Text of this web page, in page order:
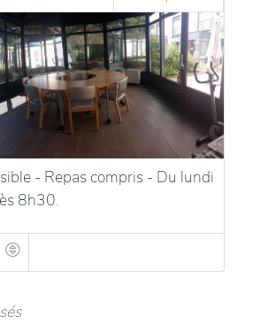
- Repas compris - Du lundi
8h30.